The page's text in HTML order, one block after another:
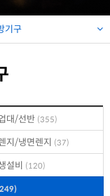
기구
대/선반 (355)
지/냉면렌지 (37)
설비 (120)